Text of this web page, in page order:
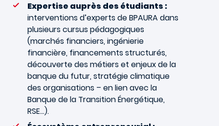
Expertise auprès des étudiants :
interventions d’experts de BPAURA dans
plusieurs cursus pédagogiques
(marchés financiers, ingénierie
financière, financements structurés,
découverte des métiers et enjeux de la
banque du futur, stratégie climatique
des organisations – en lien avec la
Banque de la Transition Énergétique,
RSE...).